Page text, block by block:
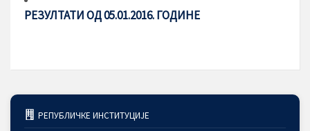
РЕЗУЛТАТИ ОД 05.01.2016. ГОДИНЕ
РЕПУБЛИЧКЕ ИНСТИТУЦИЈЕ